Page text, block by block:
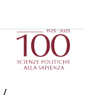
LINGUA:
/